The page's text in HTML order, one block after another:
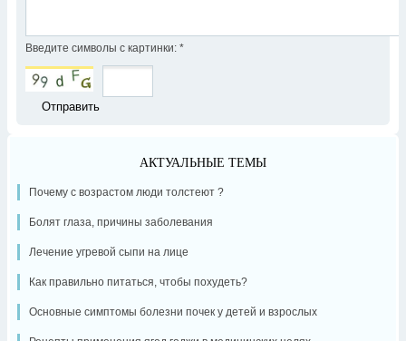
Введите символы с картинки: *
АКТУАЛЬНЫЕ ТЕМЫ
Почему с возрастом люди толстеют ?
Болят глаза, причины заболевания
Лечение угревой сыпи на лице
Как правильно питаться, чтобы похудеть?
Основные симптомы болезни почек у детей и взрослых